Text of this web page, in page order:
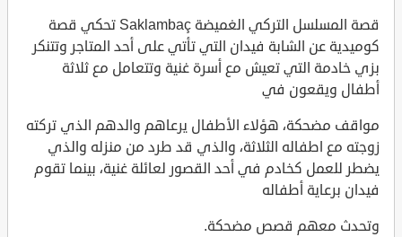
قصة المسلسل التركي الغميضة Saklambaç تحكي قصة
كوميدية عن الشابة فيدان التي تأتي على أحد المتاجر وتتنكر
بزي خادمة التي تعيش مع أسرة غنية وتتعامل مع ثلاثة
أطفال ويقعون في
مواقف مضحكة، هؤلاء الأطفال يرعاهم والدهم الذي تركته
زوجته مع اطفاله الثلاثة، والذي قد طرد من منزله والذي
يضطر للعمل كخادم في أحد القصور لعائلة غنية، بينما تقوم
فيدان برعاية أطفاله
وتحدث معهم قصص مضحكة.